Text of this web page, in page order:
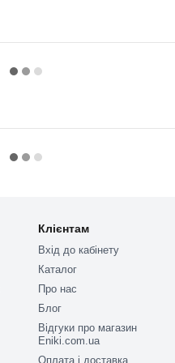
Клієнтам
Вхід до кабінету
Каталог
Про нас
Блог
Відгуки про магазин
Eniki.com.ua
Оплата і доставка